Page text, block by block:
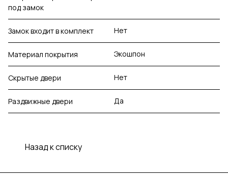
под замок
Замок входит в комплект Нет
Материал покрытия Экошпон
Скрытые двери Нет
Раздвижные двери Да
Назад к списку